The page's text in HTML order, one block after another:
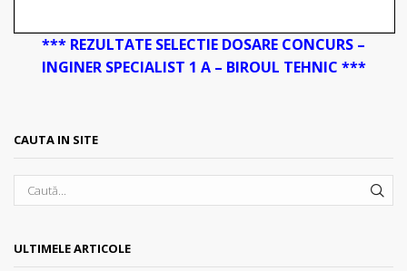
*** REZULTATE SELECTIE DOSARE CONCURS –
INGINER SPECIALIST 1 A – BIROUL TEHNIC ***
CAUTA IN SITE
ULTIMELE ARTICOLE